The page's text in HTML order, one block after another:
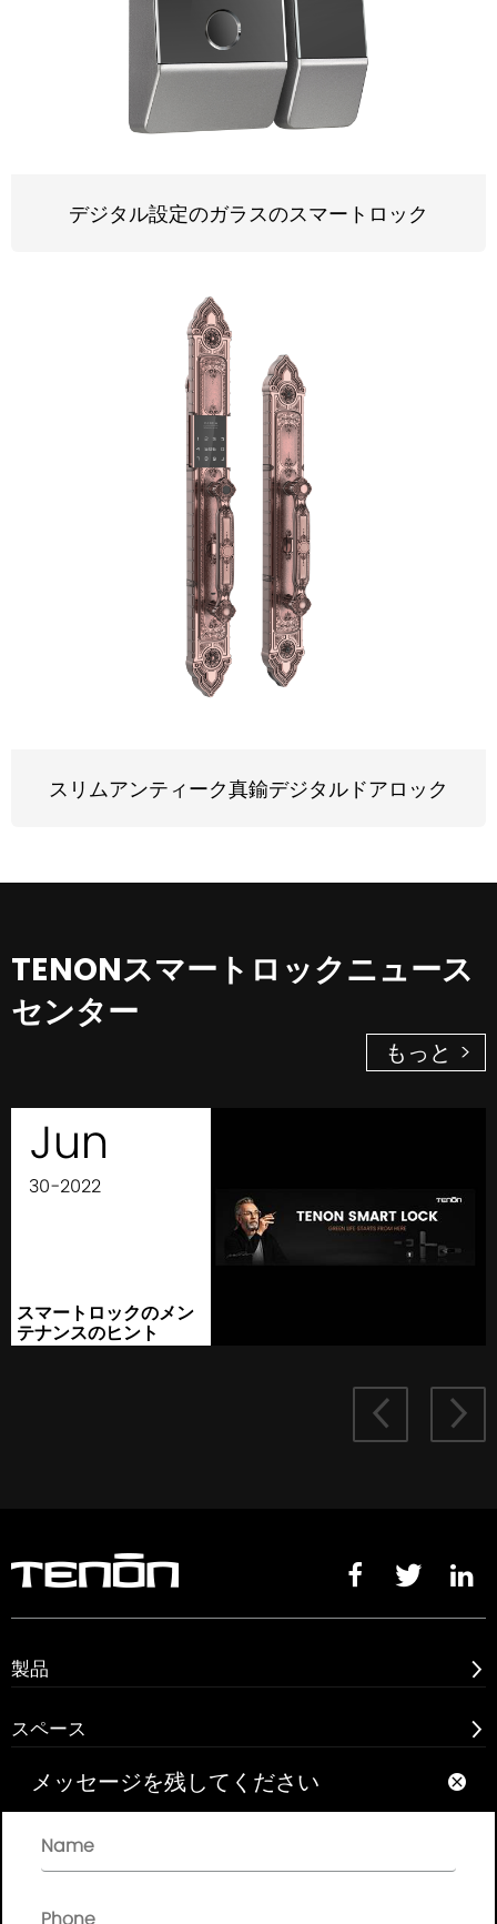
デジタル設定のガラスのスマートロック
スリムアンティーク真鍮デジタルドアロック
TENONスマートロックニュース
センター
もっと >
Jun
30-2022
スマートロックのメン
テナンスのヒント
 
  
製品 
スペース 
アバウト
クイックリンク
メッセージを残してください 